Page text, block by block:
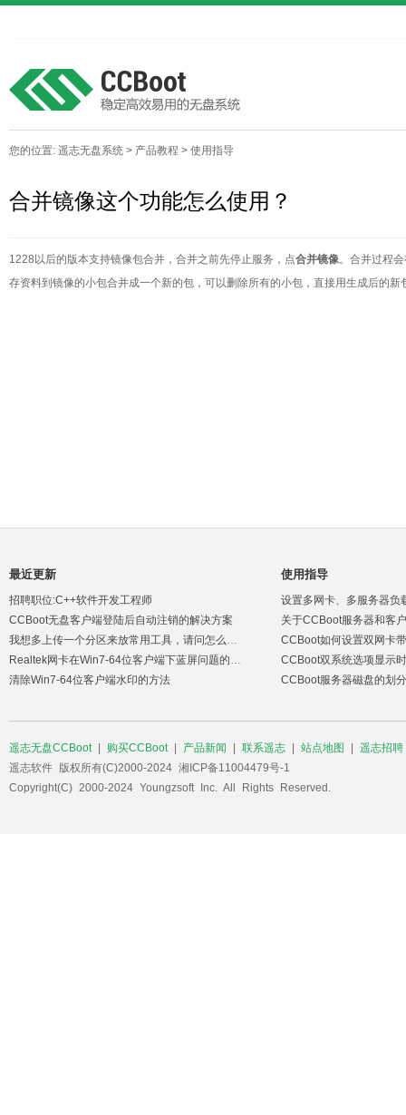
您的位置: 遥志无盘系统 > 产品教程 > 使用指导
合并镜像这个功能怎么使用？
1228以后的版本支持镜像包合并，合并之前先停止服务，点合并镜像。合并过程
存资料到镜像的小包合并成一个新的包，可以删除所有的小包，直接用生成后的新
最近更新
招聘职位:C++软件开发工程师
CCBoot无盘客户端登陆后自动注销的解决方案
我想多上传一个分区来放常用工具，请问怎么解决
Realtek网卡在Win7-64位客户端下蓝屏问题的解决方案
清除Win7-64位客户端水印的方法
使用指导
设置多网卡、多服务器负
关于CCBoot服务器和客
CCBoot如何设置双网卡
CCBoot双系统选项显示
CCBoot服务器磁盘的划
遥志无盘CCBoot| 购买CCBoot| 产品新闻 联系遥志 站点地图
遥志招聘
遥志软件 版权所有(C)2000-2024 湘ICP备11004479号-1
Copyright(C) 2000-2024 Youngzsoft Inc. All Rights Reserved.